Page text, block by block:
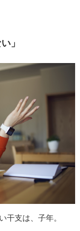
」
干支は、子年。